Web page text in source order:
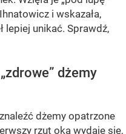
i wskazała,
lepiej unikać. Sprawdź,
dżemy
dżemy opatrzone
rzut oka wydaje się,